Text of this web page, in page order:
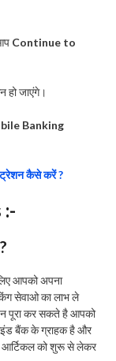
Continue to
हो जाएंगे।
Banking
कैसे करें ?
:-
आपको अपना
सेवाओ का लाभ ले
पूरा कर सकते है आपको
बैंक के ग्राहक है और
आर्टिकल को शुरू से लेकर